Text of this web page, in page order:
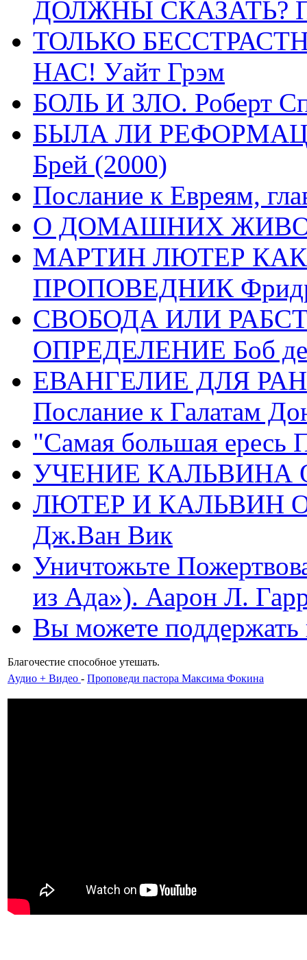
ДОЛЖНЫ СКАЗАТЬ?
ТОЛЬКО
НАС! Уайт Грэм
БОЛЬ И ЗЛО. Роберт
БЫЛА ЛИ
Брей (2000)
Послание к Евреям,
О ДОМАШНИХ
МАРТИН ЛЮТЕР
ПРОПОВЕДНИК
СВОБОДА ИЛИ
ОПРЕДЕЛЕНИЕ Боб де
ЕВАНГЕЛИЕ ДЛЯ
Послание к Галатам
"Самая большая ересь
УЧЕНИЕ КАЛЬВИНА
ЛЮТЕР И КАЛЬВИН
Дж.Ван Вик
Уничтожьте
из Ада»). Аарон Л.
Вы можете
Благочестие способное утешать.
Аудио + Видео - Проповеди пастора Максима Фокина